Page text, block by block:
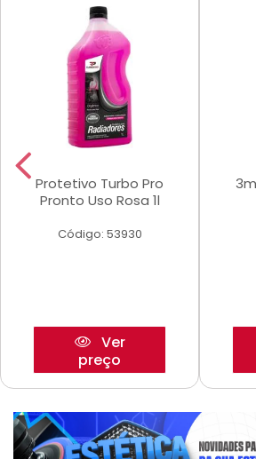
Protetivo Turbo Pro
Pronto Uso Rosa 1l
Código: 53930
Ver
preço